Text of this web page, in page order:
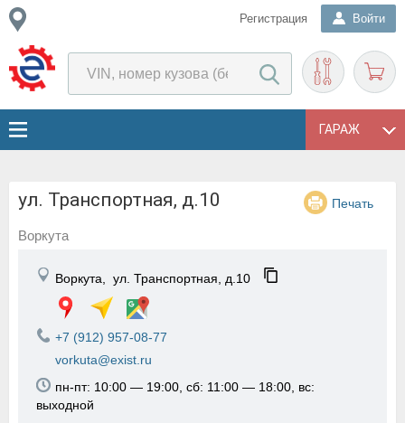
Регистрация Войти
ГАРАЖ
ул. Транспортная, д.10 Печать
Воркута
Воркута, ул. Транспортная, д.10
+7 (912) 957-08-77
vorkuta@exist.ru
пн-пт: 10:00 — 19:00, сб: 11:00 — 18:00, вс:
выходной